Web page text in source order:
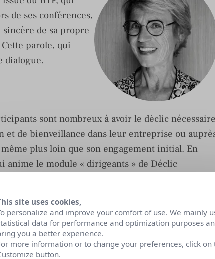
de ses conférences,
de sa propre
parole, qui
dialogue.
sont nombreux à avoir le déclic nécessaire
et de bienveillance dans leur entreprise ou
plus loin que son engagement initial. En
anime le module « dirigeants » de Déclic
Fortes de leurs valeurs communes et de
site uses cookies,
personalize and improve your comfort of use. We mainly
data for performance and optimization purposes
you a better experience.
more information or to change your preferences, click on
button.